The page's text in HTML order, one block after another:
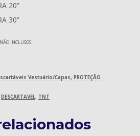
20”
30”
INCLUSOS.
Vestuário/Capas, PROTEÇÃO
DESCARTAVEL, TNT